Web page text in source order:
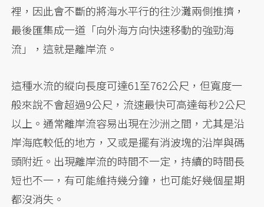
裡，因此會不斷的將海水平行的往沙灘兩側推擠，
最後匯集成一道「向外海方向快速移動的強勁海
流」，這就是離岸流。
這種水流的縱向長度可達61至762公尺，但寬度一
般來說不會超過9公尺，流速最快可高達每秒2公尺
以上。通常離岸流容易出現在沙洲之間，尤其是沿
岸海底較低的地方，又或是擺有消波塊的沿岸與碼
頭附近。出現離岸流的時間不一定，持續的時間長
短也不一，有可能維持幾分鐘，也可能好幾個星期
都沒消失。